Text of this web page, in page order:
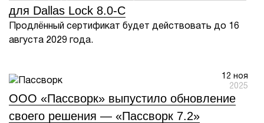
для Dallas Lock 8.0-C
Продлённый сертификат будет действовать до 16
августа 2029 года.
12 ноя
2025
ООО «Пассворк» выпустило обновление
своего решения — «Пассворк 7.2»